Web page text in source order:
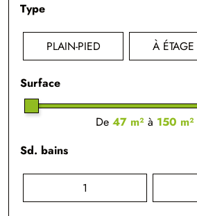
Type
PLAIN-PIED À ÉTAGE
Surface
De 47 m² à 150 m²
Sd. bains
1